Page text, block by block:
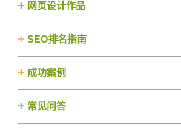
网页设计作品
SEO排名指南
成功案例
常见问答